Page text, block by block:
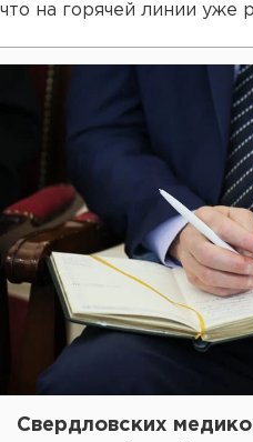
что на горячей линии уже
Свердловских